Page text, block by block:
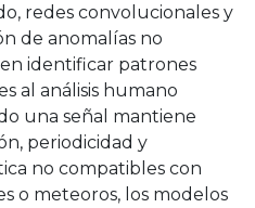
redes convolucionales y
de anomalías no
identificar patrones
al análisis humano
una señal mantiene
periodicidad y
no compatibles con
o meteoros, los modelos